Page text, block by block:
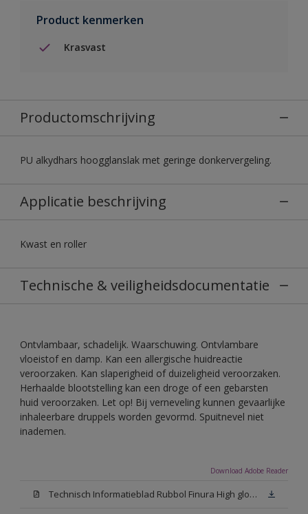
Product kenmerken
Krasvast
Productomschrijving
PU alkydhars hoogglanslak met geringe donkervergeling.
Applicatie beschrijving
Kwast en roller
Technische & veiligheidsdocumentatie
Ontvlambaar, schadelijk. Waarschuwing. Ontvlambare
vloeistof en damp. Kan een allergische huidreactie
veroorzaken. Kan slaperigheid of duizeligheid veroorzaken.
Herhaalde blootstelling kan een droge of een gebarsten
huid veroorzaken. Let op! Bij verneveling kunnen gevaarlijke
inhaleerbare druppels worden gevormd. Spuitnevel niet
inademen.
Download Adobe Reader
Technisch Informatieblad Rubbol Finura High gloss (PDF)